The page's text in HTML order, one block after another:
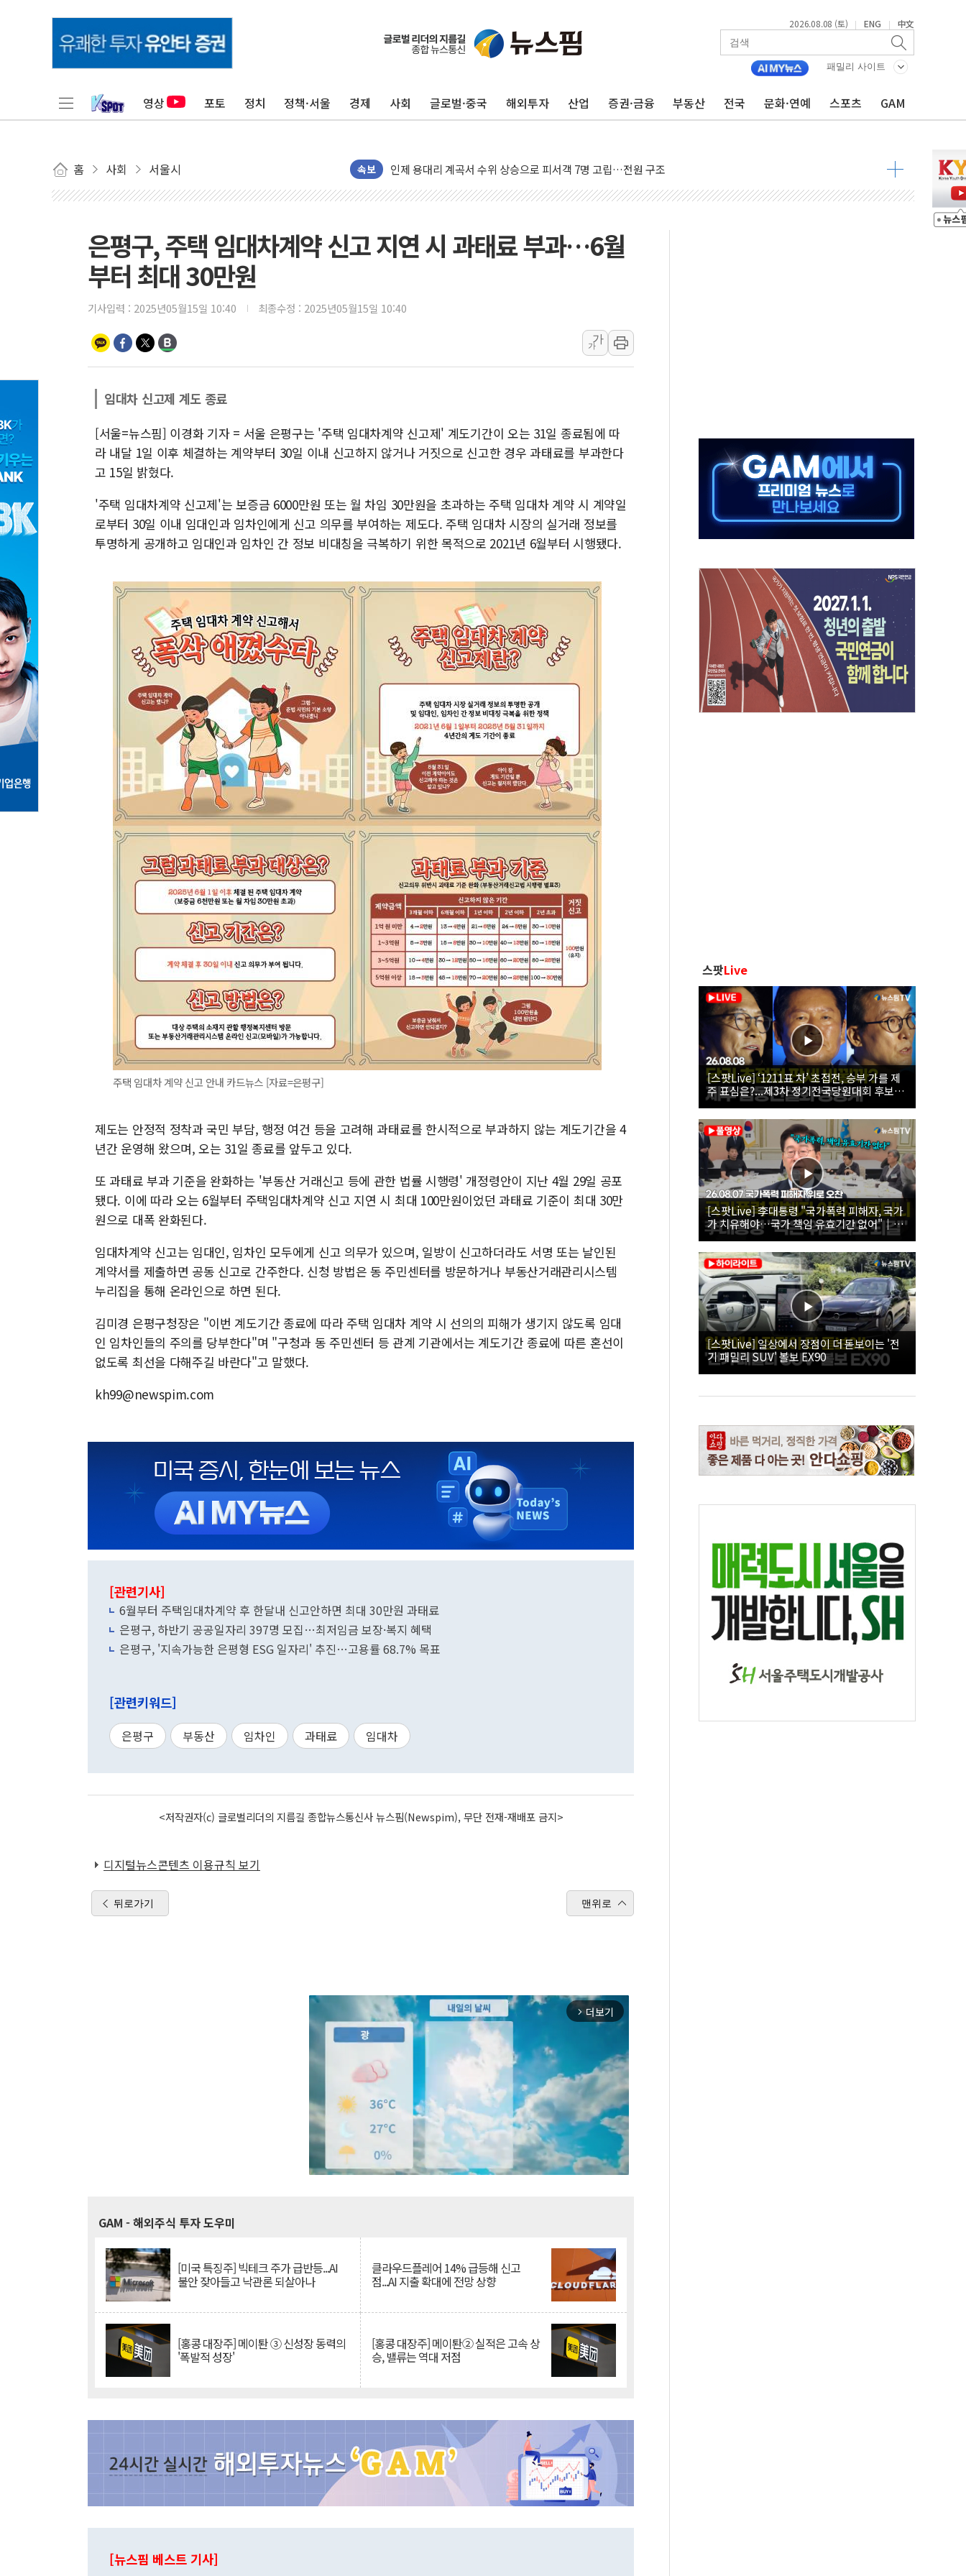
2026.08.08 (토) | ENG | 中文
패밀리 사이트
영상 포토 정치 정책·서울 경제 사회 글로벌·중국 해외투자 산업 증권·금융 부동산 전국 문화·연예 스포츠 GAM
홈 사회 서울시 속보
동해중부 전 해상 풍랑주의보…10일까지 최대 3.5m 높은 물결
연일 폭염에 온열질환 사망 23명…정부, 비상대응기구 가동
인제 용대리 계곡서 수위 상승으로 피서객 7명 고립…전원 구조
동해시, 11~14일 '별똥별 멍' 운영…페르세우스 유성우 관측
청양 밭에서 일하던 90대 숨져…온열질환 여부 조사
폭염에 車 운전면허 기능시험 오전 집중 편성…체감온도 38도 넘으면 중단
오세훈 "용산공원 주택 검토, 민주당 스스로 원칙 뒤집는 것"
충북 주말 무더위 지속…청주·진천 35도, 곳곳 소나기
민주당, 오늘 제주·인천 경선 발표...김민석 '재역전' vs 정청래 '격차 확대'
뉴욕증시, 고용 쇼크에 금리 인상 우려 후퇴…S&P500 최고치
유럽증시, 美 고용 예상 밖 부진에 연준 금리 인상 가능성 낮아지며 상승… STOXX 600 지수는 나흘 연속 최고치
미 연준 매파 기세 꺾이나…고용 감소에 9월 동결 전망 우세
은평구, 주택 임대차계약 신고 지연 시 과태료 부과…6월
부터 최대 30만원
기사입력 : 2025년05월15일 10:40 최종수정 : 2025년05월15일 10:40
가
가
임대차 신고제 계도 종료
[서울=뉴스핌] 이경화 기자 = 서울 은평구는 '주택 임대차계약 신고제' 계도기간이 오는 31일 종료됨에 따
라 내달 1일 이후 체결하는 계약부터 30일 이내 신고하지 않거나 거짓으로 신고한 경우 과태료를 부과한다
고 15일 밝혔다.
'주택 임대차계약 신고제'는 보증금 6000만원 또는 월 차임 30만원을 초과하는 주택 임대차 계약 시 계약일
로부터 30일 이내 임대인과 임차인에게 신고 의무를 부여하는 제도다. 주택 임대차 시장의 실거래 정보를
투명하게 공개하고 임대인과 임차인 간 정보 비대칭을 극복하기 위한 목적으로 2021년 6월부터 시행됐다.
주택 임대차 계약 신고 안내 카드뉴스 [자료=은평구]
제도는 안정적 정착과 국민 부담, 행정 여건 등을 고려해 과태료를 한시적으로 부과하지 않는 계도기간을 4
년간 운영해 왔으며, 오는 31일 종료를 앞두고 있다.
또 과태료 부과 기준을 완화하는 '부동산 거래신고 등에 관한 법률 시행령' 개정령안이 지난 4월 29일 공포
됐다. 이에 따라 오는 6월부터 주택임대차계약 신고 지연 시 최대 100만원이었던 과태료 기준이 최대 30만
원으로 대폭 완화된다.
임대차계약 신고는 임대인, 임차인 모두에게 신고 의무가 있으며, 일방이 신고하더라도 서명 또는 날인된
계약서를 제출하면 공동 신고로 간주한다. 신청 방법은 동 주민센터를 방문하거나 부동산거래관리시스템
누리집을 통해 온라인으로 하면 된다.
김미경 은평구청장은 "이번 계도기간 종료에 따라 주택 임대차 계약 시 선의의 피해가 생기지 않도록 임대
인 임차인들의 주의를 당부한다"며 "구청과 동 주민센터 등 관계 기관에서는 계도기간 종료에 따른 혼선이
없도록 최선을 다해주길 바란다"고 말했다.
kh99@newspim.com
[관련기사]
6월부터 주택임대차계약 후 한달내 신고안하면 최대 30만원 과태료
은평구, 하반기 공공일자리 397명 모집…최저임금 보장·복지 혜택
은평구, '지속가능한 은평형 ESG 일자리' 추진…고용률 68.7% 목표
[관련키워드]
은평구 부동산 임차인 과태료 임대차
<저작권자(c) 글로벌리더의 지름길 종합뉴스통신사 뉴스핌(Newspim), 무단 전재-재배포 금지>
디지털뉴스콘텐츠 이용규칙 보기
뒤로가기 맨위로
arrow_forward_ios 더보기
GAM - 해외주식 투자 도우미
[미국 특징주] 빅테크 주가 급반등...AI
불안 잦아들고 낙관론 되살아나
클라우드플레어 14% 급등해 신고
점...AI 지출 확대에 전망 상향
[홍콩 대장주] 메이퇀 ③ 신성장 동력의
'폭발적 성장'
[홍콩 대장주] 메이퇀② 실적은 고속 상
승, 밸류는 역대 저점
[뉴스핌 베스트 기사]
스팟Live
[스팟Live] ‘1211표 차’ 초접전, 승부 가를 제
주 표심은?...제3차 정기전국당원대회 후보자
제주 합동연설회 생중계 | 26.08.08
[스팟Live] 李대통령 "국가폭력 피해자, 국가
가 치유해야…국가 책임 유효기간 없어"｜
26.08.07 국가폭력 피해자 위로 오찬
[스팟Live] 일상에서 장점이 더 돋보이는 '전
기 패밀리 SUV' 볼보 EX90